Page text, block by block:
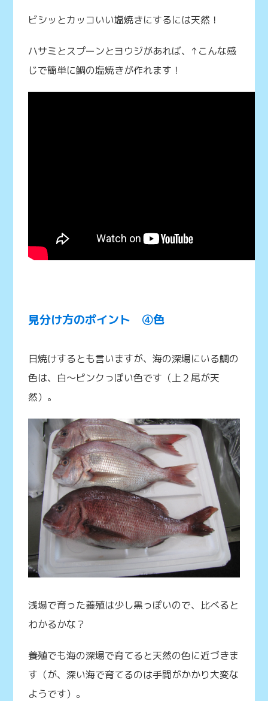
ビシッとカッコいい塩焼きにするには天然！
ハサミとスプーンとヨウジがあれば、↑こんな感
じで簡単に鯛の塩焼きが作れます！
見分け方のポイント ④色
日焼けするとも言いますが、海の深場にいる鯛の
色は、白～ピンクっぽい色です（上２尾が天
然）。
浅場で育った養殖は少し黒っぽいので、比べると
わかるかな？
養殖でも海の深場で育てると天然の色に近づきま
す（が、深い海で育てるのは手間がかかり大変な
ようです）。